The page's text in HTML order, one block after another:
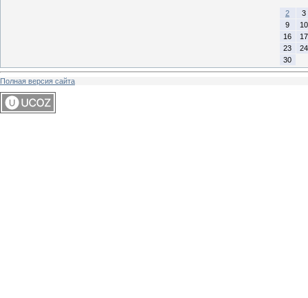
2
3
9
10
16
17
23
24
30
Полная версия сайта